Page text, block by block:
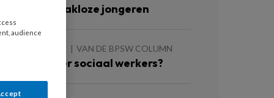
met dakloze jongeren
VAN DE BPSW COLUMN
of minder sociaal werkers?
audience